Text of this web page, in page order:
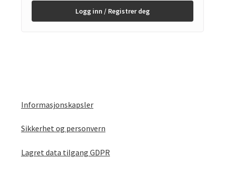
Logg inn / Registrer deg
Informasjonskapsler
Sikkerhet og personvern
Lagret data tilgang GDPR